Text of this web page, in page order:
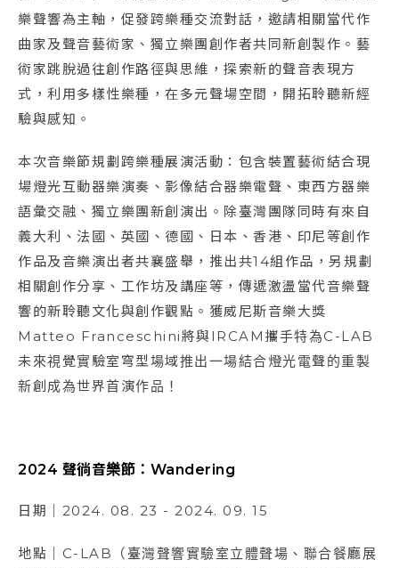
樂聲響為主軸，促發跨樂種交流對話，邀請相關當代作
曲家及聲音藝術家、獨立樂團創作者共同新創製作。藝
術家跳脫過往創作路徑與思維，探索新的聲音表現方
式，利用多樣性樂種，在多元聲場空間，開拓聆聽新經
驗與感知。
本次音樂節規劃跨樂種展演活動：包含裝置藝術結合現
場燈光互動器樂演奏、影像結合器樂電聲、東西方器樂
語彙交融、獨立樂團新創演出。除臺灣團隊同時有來自
義大利、法國、英國、德國、日本、香港、印尼等創作
作品及音樂演出者共襄盛舉，推出共14組作品，另規劃
相關創作分享、工作坊及講座等，傳遞激盪當代音樂聲
響的新聆聽文化與創作觀點。獲威尼斯音樂大獎
Matteo Franceschini將與IRCAM攜手特為C-LAB
未來視覺實驗室穹型場域推出一場結合燈光電聲的重製
新創成為世界首演作品！
2024 聲徜音樂節：Wandering
日期｜2024. 08. 23 - 2024. 09. 15
地點｜C-LAB（臺灣聲響實驗室立體聲場、聯合餐廳展